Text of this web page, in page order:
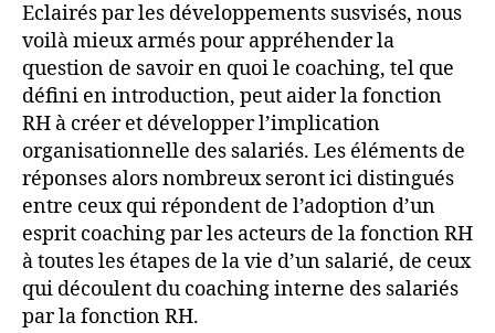
Eclairés par les développements susvisés, nous
voilà mieux armés pour appréhender la
question de savoir en quoi le coaching, tel que
défini en introduction, peut aider la fonction
RH à créer et développer l’implication
organisationnelle des salariés. Les éléments de
réponses alors nombreux seront ici distingués
entre ceux qui répondent de l’adoption d’un
esprit coaching par les acteurs de la fonction RH
à toutes les étapes de la vie d’un salarié, de ceux
qui découlent du coaching interne des salariés
par la fonction RH.